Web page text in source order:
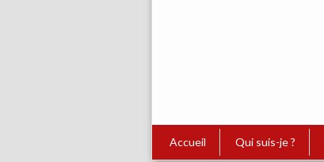
Accueil Qui suis-je ?